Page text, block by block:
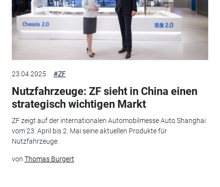
23.04.2025 #ZF
Nutzfahrzeuge: ZF sieht in China einen
strategisch wichtigen Markt
ZF zeigt auf der internationalen Automobilmesse Auto Shanghai
vom 23. April bis 2. Mai seine aktuellen Produkte für
Nutzfahrzeuge.
von Thomas Burgert